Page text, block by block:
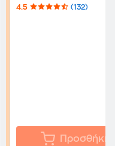
4.5 (132)
Προσθήκη